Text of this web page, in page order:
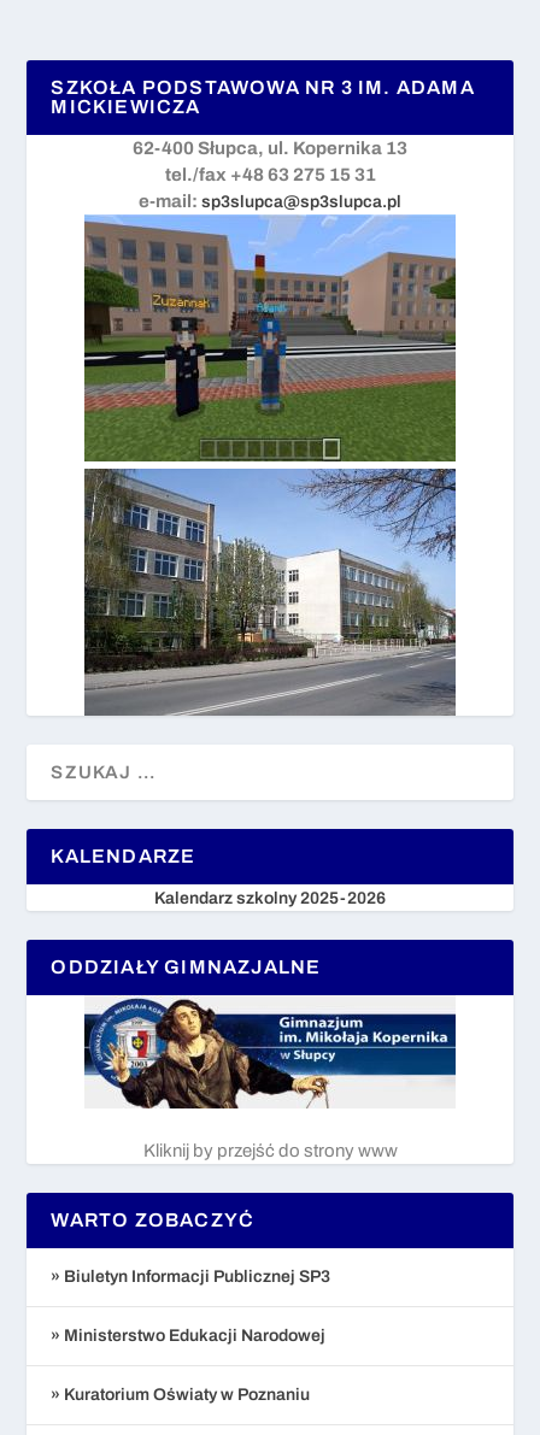
SZKOŁA PODSTAWOWA NR 3 IM. ADAMA
MICKIEWICZA
62-400 Słupca, ul. Kopernika 13
tel./fax +48 63 275 15 31
e-mail: sp3slupca@sp3slupca.pl
KALENDARZE
Kalendarz szkolny 2025-2026
ODDZIAŁY GIMNAZJALNE
Kliknij by przejść do strony www
WARTO ZOBACZYĆ
» Biuletyn Informacji Publicznej SP3
» Ministerstwo Edukacji Narodowej
» Kuratorium Oświaty w Poznaniu